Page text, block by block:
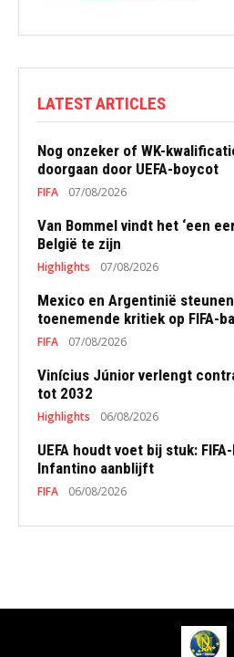
LATEST ARTICLES
Nog onzeker of WK-
doorgaan door UEFA-boycot
FIFA 07/08/2026
Van Bommel vindt het ‘een
België te zijn
Highlights 07/08/2026
Mexico en Argentinië
toenemende kritiek op FIFA-
FIFA 07/08/2026
Vinícius Júnior verlengt
tot 2032
Highlights 06/08/2026
UEFA houdt voet bij stuk:
Infantino aanblijft
FIFA 06/08/2026